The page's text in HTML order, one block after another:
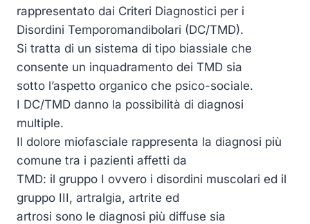
rappresentato dai Criteri Diagnostici per i
Disordini Temporomandibolari (DC/TMD).
Si tratta di un sistema di tipo biassiale che
consente un inquadramento dei TMD sia
sotto l’aspetto organico che psico-sociale.
I DC/TMD danno la possibilità di diagnosi
multiple.
Il dolore miofasciale rappresenta la diagnosi più
comune tra i pazienti affetti da
TMD: il gruppo I ovvero i disordini muscolari ed il
gruppo III, artralgia, artrite ed
artrosi sono le diagnosi più diffuse sia